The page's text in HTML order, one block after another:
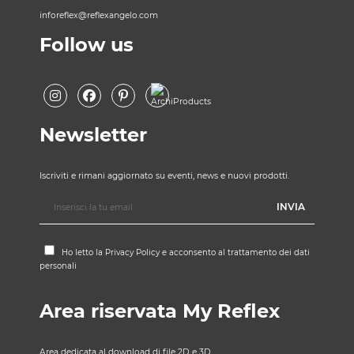
inforeflex@reflexangelo.com
Follow us
Newsletter
Iscriviti e rimani aggiornato su eventi, news e nuovi prodotti.
Ho letto la Privacy Policye acconsento al trattamento dei dati
personali
Area riservata My Reflex
Area dedicata al download di file 2D e 3D